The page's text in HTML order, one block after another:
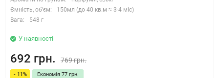
Ємність, об'єм:
150мл (до 40 кв.м ≈ 3-4 міс)
Вага:
548 г
У наявності
692 грн. 769 грн.
- 11% Економія 77 грн.